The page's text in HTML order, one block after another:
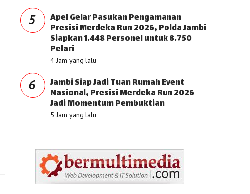
5 Apel Gelar Pasukan Pengamanan
Presisi Merdeka Run 2026, Polda Jambi
Siapkan 1.448 Personel untuk 8.750
Pelari
4 Jam yang lalu
6 Jambi Siap Jadi Tuan Rumah Event
Nasional, Presisi Merdeka Run 2026
Jadi Momentum Pembuktian
5 Jam yang lalu